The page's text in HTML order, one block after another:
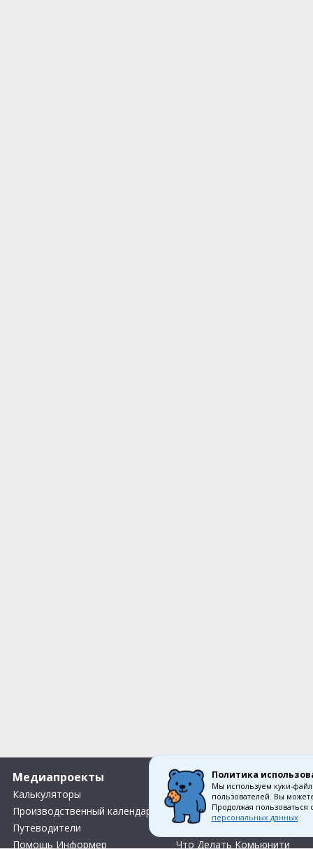
Медиапроекты
Калькуляторы
Производственный календарь
Путеводители
Помощь Информер
О компании
Вакансии
Контакты
О нас
Что Делать Комьюнити
Политика
Мы используем куки-
пользователей. Вы
Продолжая
персональных данных